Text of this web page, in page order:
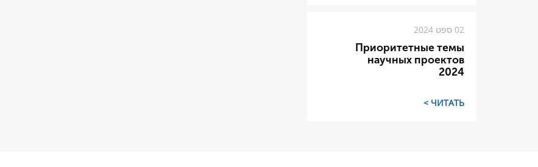
02 ספט 2024
Приоритетные темы
научных проектов
2024
ЧИТАТЬ >